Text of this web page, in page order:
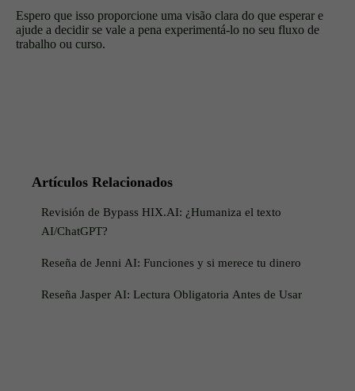
Espero que isso proporcione uma visão clara do que esperar e
ajude a decidir se vale a pena experimentá-lo no seu fluxo de
trabalho ou curso.
Artículos Relacionados
Revisión de Bypass HIX.AI: ¿Humaniza el texto
AI/ChatGPT?
Reseña de Jenni AI: Funciones y si merece tu dinero
Reseña Jasper AI: Lectura Obligatoria Antes de Usar